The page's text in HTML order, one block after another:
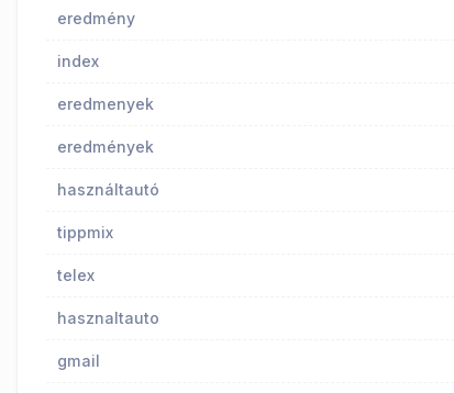
eredmény
index
eredmenyek
eredmények
használtautó
tippmix
telex
hasznaltauto
gmail